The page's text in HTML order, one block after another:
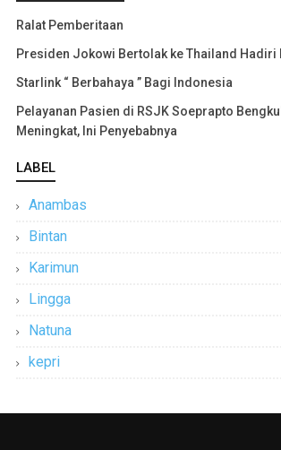
Ralat Pemberitaan
Presiden Jokowi Bertolak ke Thailand Hadiri
Starlink “ Berbahaya ” Bagi Indonesia
Pelayanan Pasien di RSJK Soeprapto
Meningkat, Ini Penyebabnya
LABEL
Anambas
Bintan
Karimun
Lingga
Natuna
kepri